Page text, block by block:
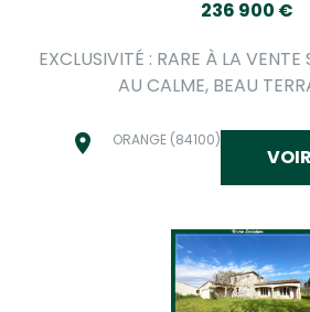
236 900 €
EXCLUSIVITÉ : RARE À LA
AU CALME, BEAU
ORANGE (84100)